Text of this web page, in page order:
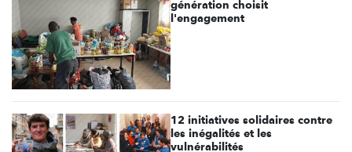
génération choisit
l'engagement
12 initiatives solidaires contre
les inégalités et les
vulnérabilités